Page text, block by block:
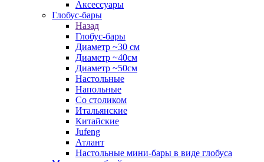
Аксессуары
Глобус-бары
Назад
Глобус-бары
Диаметр ~30 см
Диаметр ~40см
Диаметр ~50см
Настольные
Напольные
Со столиком
Итальянские
Китайские
Jufeng
Атлант
Настольные мини-бары в виде глобуса